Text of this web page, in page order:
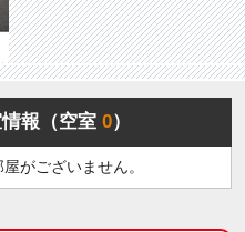
報（空室0）
がございません。